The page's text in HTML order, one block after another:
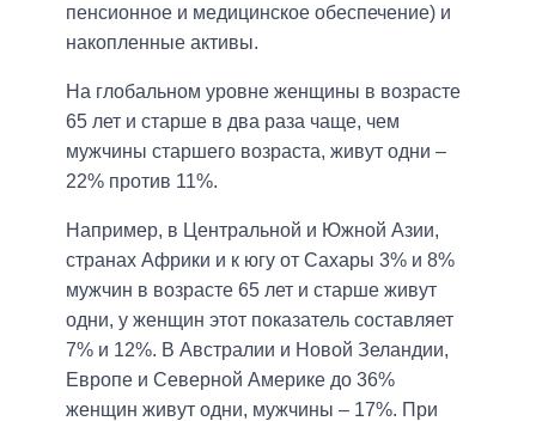
пенсионное и медицинское обеспечение) и
накопленные активы.
На глобальном уровне женщины в возрасте
65 лет и старше в два раза чаще, чем
мужчины старшего возраста, живут одни –
22% против 11%.
Например, в Центральной и Южной Азии,
странах Африки и к югу от Сахары 3% и 8%
мужчин в возрасте 65 лет и старше живут
одни, у женщин этот показатель составляет
7% и 12%. В Австралии и Новой Зеландии,
Европе и Северной Америке до 36%
женщин живут одни, мужчины – 17%. При